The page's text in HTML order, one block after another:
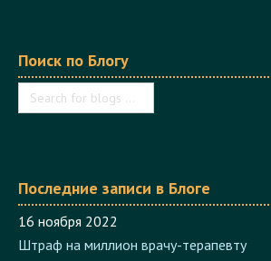
16 ноября 2022
Штраф на миллион врачу-терапевту
Информация